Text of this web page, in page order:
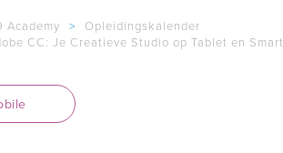
Academy >
Opleidingskalender
CC: Je Creatieve Studio op Tablet en